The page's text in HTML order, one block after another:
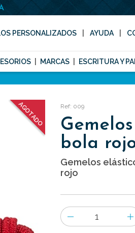
PERSONALIZADOS AYUDA
MARCAS ESCRITURA Y
AGOTADO Ref: 009
bola
Gemelos
rojo
Número
de